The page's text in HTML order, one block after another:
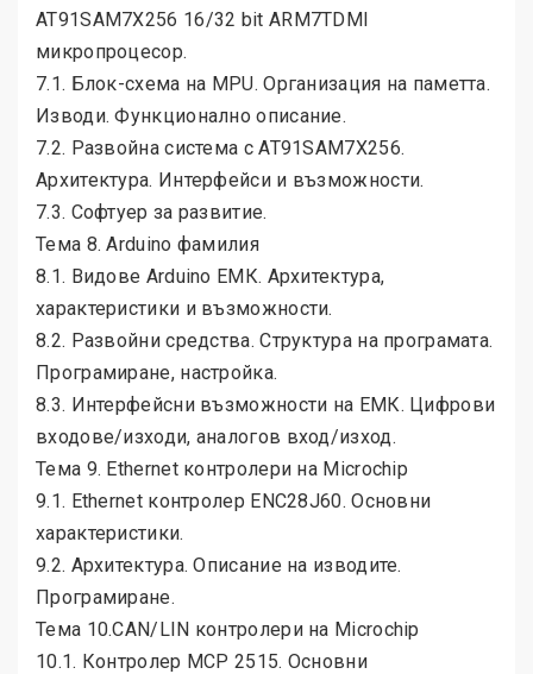
AT91SAM7X256 16/32 bit ARM7TDMI
микропроцесор.
7.1. Блок-схема на MPU. Организация на паметта.
Изводи. Функционално описание.
7.2. Развойна система с AT91SAM7X256.
Архитектура. Интерфейси и възможности.
7.3. Софтуер за развитие.
Тема 8. Arduino фамилия
8.1. Видове Arduino ЕМК. Архитектура,
характеристики и възможности.
8.2. Развойни средства. Структура на програмата.
Програмиране, настройка.
8.3. Интерфейсни възможности на ЕМК. Цифрови
входове/изходи, аналогов вход/изход.
Тема 9. Ethernet контролери на Microchip
9.1. Ethernet контролер ENC28J60. Основни
характеристики.
9.2. Архитектура. Описание на изводите.
Програмиране.
Тема 10.CAN/LIN контролери на Micrоchip
10.1. Контролер МСР 2515. Основни